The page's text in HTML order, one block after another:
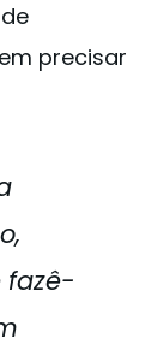
precisar
fazê-